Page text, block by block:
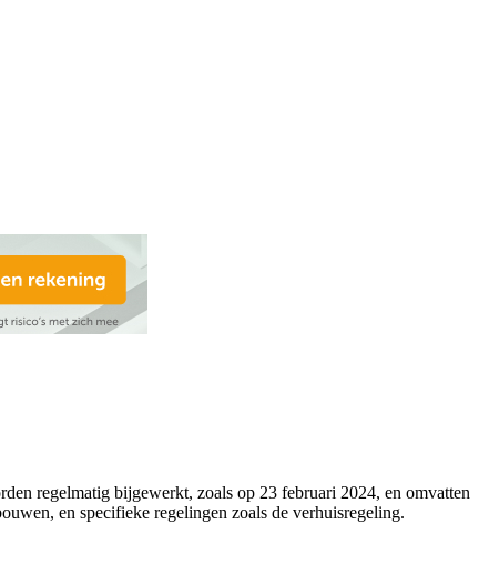
regelmatig bijgewerkt, zoals op 23 februari 2024, en omvatten
en specifieke regelingen zoals de verhuisregeling.